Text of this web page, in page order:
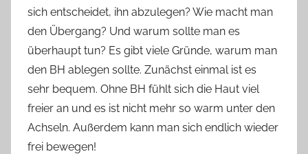
sich entscheidet, ihn abzulegen? Wie macht man
den Übergang? Und warum sollte man es
überhaupt tun? Es gibt viele Gründe, warum man
den BH ablegen sollte. Zunächst einmal ist es
sehr bequem. Ohne BH fühlt sich die Haut viel
freier an und es ist nicht mehr so warm unter den
Achseln. Außerdem kann man sich endlich wieder
frei bewegen!